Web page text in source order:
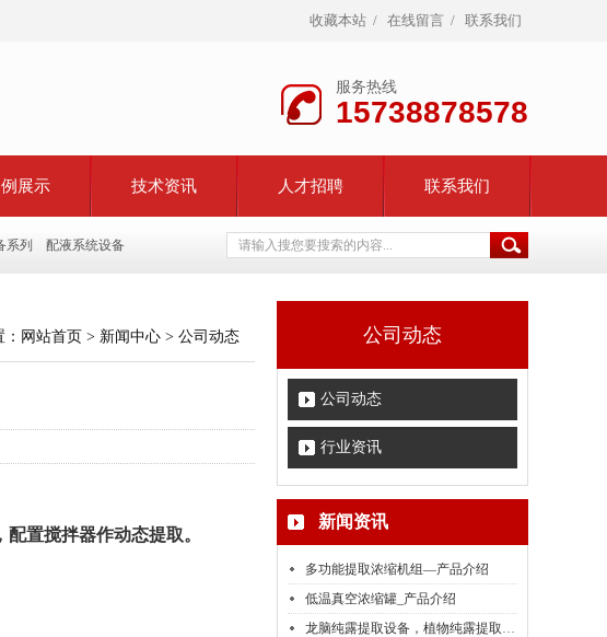
收藏本站 / 在线留言 / 联系我们
服务热线
15738878578
展示 技术资讯 人才招聘 联系我们
系列 配液系统设备
公司动态
公司动态
行业资讯
新闻资讯
多功能提取浓缩机组—产品介绍
低温真空浓缩罐_产品介绍
龙脑纯露提取设备，植物纯露提取设备介绍
网站首页 > 新闻中心 > 公司动态
置搅拌器作动态提取。